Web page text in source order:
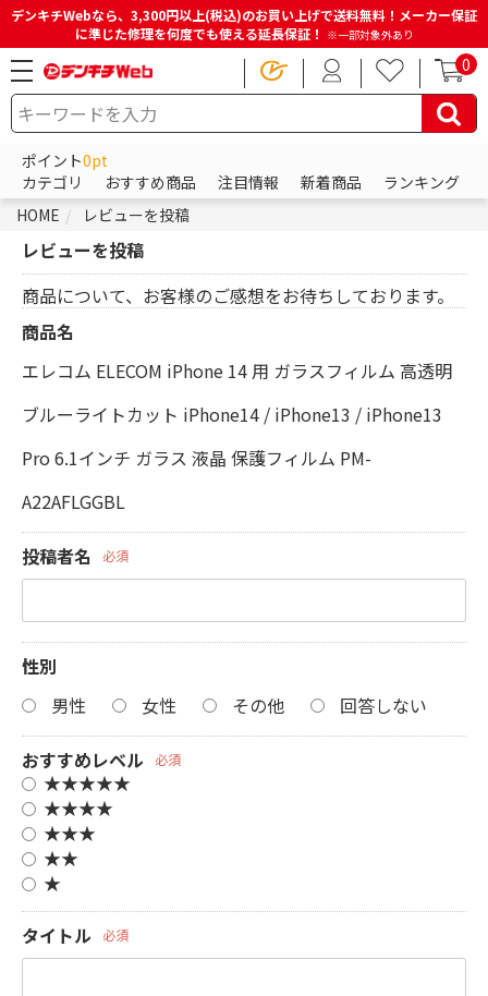
デンキチWebなら、3,300円以上(税込)のお買い上げで送料無料！メーカー保証
に準じた修理を何度でも使える延長保証！ ※一部対象外あり
0
ポイント0pt
カテゴリ
おすすめ商品 注目情報 新着商品
ランキング
HOME
レビューを投稿
レビューを投稿
商品について、お客様のご感想をお待ちしております。
商品名
エレコム ELECOM iPhone 14 用 ガラスフィルム 高透明
ブルーライトカット iPhone14 / iPhone13 / iPhone13
Pro 6.1インチ ガラス 液晶 保護フィルム PM-
A22AFLGGBL
投稿者名 必須
性別
男性
女性 その他 回答しない
おすすめレベル 必須
★★★★★
★★★★
★★★
★★
★
タイトル
必須